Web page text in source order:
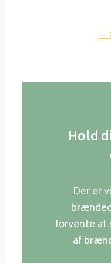
→
Hold
Der er
forvente at
af